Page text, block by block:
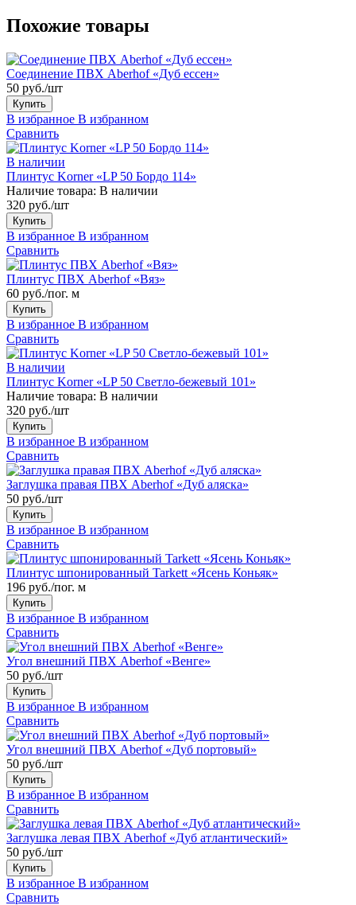
Похожие товары
Соединение ПВХ Aberhof «Дуб ессен»
50 руб./шт
Купить
В избранное В избранном
Сравнить
В наличии
Плинтус Korner «LP 50 Бордо 114»
Наличие товара: В наличии
320 руб./шт
Купить
В избранное В избранном
Сравнить
Плинтус ПВХ Aberhof «Вяз»
60 руб./пог. м
Купить
В избранное В избранном
Сравнить
В наличии
Плинтус Korner «LP 50 Светло-бежевый 101»
Наличие товара: В наличии
320 руб./шт
Купить
В избранное В избранном
Сравнить
Заглушка правая ПВХ Aberhof «Дуб аляска»
50 руб./шт
Купить
В избранное В избранном
Сравнить
Плинтус шпонированный Tarkett «Ясень Коньяк»
196 руб./пог. м
Купить
В избранное В избранном
Сравнить
Угол внешний ПВХ Aberhof «Венге»
50 руб./шт
Купить
В избранное В избранном
Сравнить
Угол внешний ПВХ Aberhof «Дуб портовый»
50 руб./шт
Купить
В избранное В избранном
Сравнить
Заглушка левая ПВХ Aberhof «Дуб атлантический»
50 руб./шт
Купить
В избранное В избранном
Сравнить